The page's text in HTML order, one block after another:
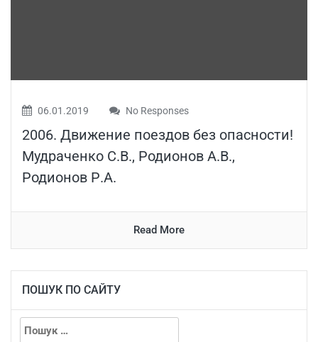
06.01.2019 No Responses
2006. Движение поездов без опасности!
Мудраченко С.В., Родионов А.В.,
Родионов Р.А.
Read More
ПОШУК ПО САЙТУ